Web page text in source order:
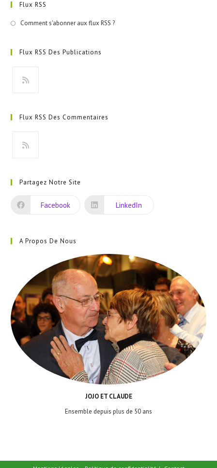
Flux RSS
Comment s'abonner aux flux RSS ?
Flux RSS Des Publications
un
onglet
Flux RSS Des Commentaires
un
nouvel
Partagez Notre Site
Facebook LinkedIn
A Propos De Nous
JOJO ET CLAUDE
Ensemble depuis plus de 50 ans